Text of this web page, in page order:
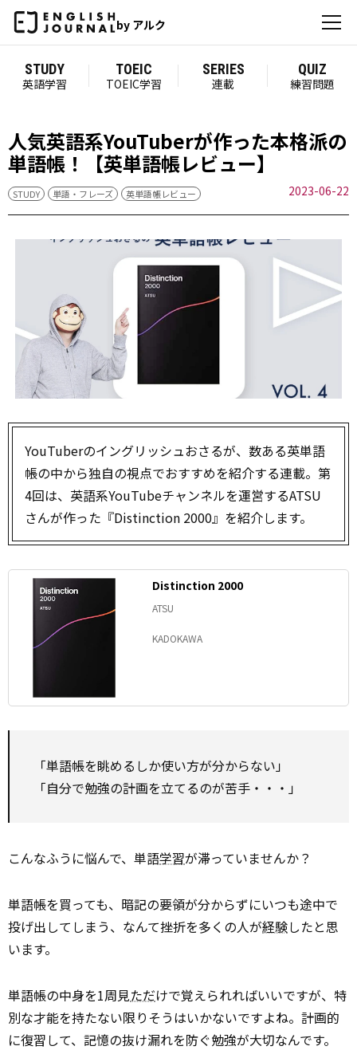
by アルク
STUDY
英語学習
TOEIC
TOEIC学習
SERIES
連載
QUIZ
練習問題
人気英語系YouTuberが作った本格派の
単語帳！【英単語帳レビュー】
STUDY 単語・フレーズ 英単語帳レビュー 2023-06-22
YouTuberのイングリッシュおさるが、数ある英単語
帳の中から独自の視点でおすすめを紹介する連載。第
4回は、英語系YouTubeチャンネルを運営するATSU
さんが作った『Distinction 2000』を紹介します。
Distinction 2000
ATSU
KADOKAWA
「単語帳を眺めるしか使い方が分からない」
「自分で勉強の計画を立てるのが苦手・・・」
こんなふうに悩んで、単語学習が滞っていませんか？
単語帳を買っても、暗記の要領が分からずにいつも途中で
投げ出してしまう、なんて挫折を多くの人が経験したと思
います。
単語帳の中身を1周見ただけで覚えられればいいですが、特
別な才能を持たない限りそうはいかないですよね。計画的
に復習して、記憶の抜け漏れを防ぐ勉強が大切なんです。